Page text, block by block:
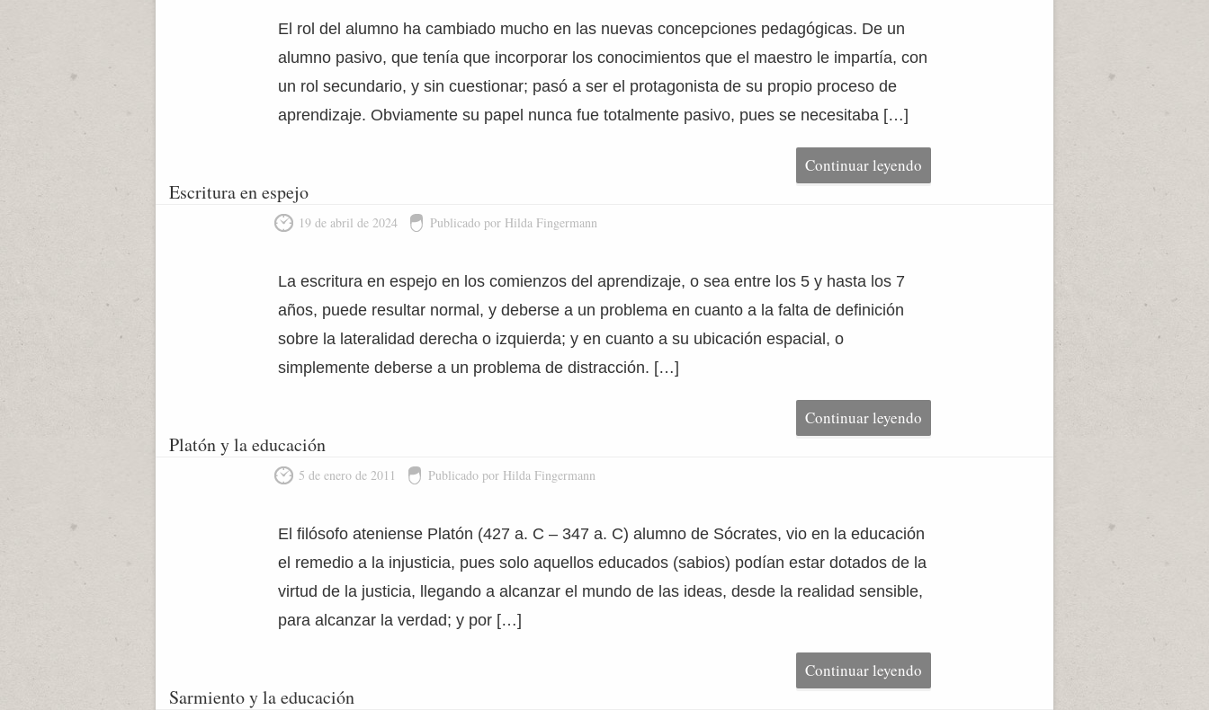
El rol del alumno ha cambiado mucho en las nuevas concepciones pedagógicas. De un
alumno pasivo, que tenía que incorporar los conocimientos que el maestro le impartía, con
un rol secundario, y sin cuestionar; pasó a ser el protagonista de su propio proceso de
aprendizaje. Obviamente su papel nunca fue totalmente pasivo, pues se necesitaba […]
Continuar leyendo
Escritura en espejo
19 de abril de 2024 Publicado por Hilda Fingermann
La escritura en espejo en los comienzos del aprendizaje, o sea entre los 5 y hasta los 7
años, puede resultar normal, y deberse a un problema en cuanto a la falta de definición
sobre la lateralidad derecha o izquierda; y en cuanto a su ubicación espacial, o
simplemente deberse a un problema de distracción. […]
Continuar leyendo
Platón y la educación
5 de enero de 2011 Publicado por Hilda Fingermann
El filósofo ateniense Platón (427 a. C – 347 a. C) alumno de Sócrates, vio en la educación
el remedio a la injusticia, pues solo aquellos educados (sabios) podían estar dotados de la
virtud de la justicia, llegando a alcanzar el mundo de las ideas, desde la realidad sensible,
para alcanzar la verdad; y por […]
Continuar leyendo
Sarmiento y la educación